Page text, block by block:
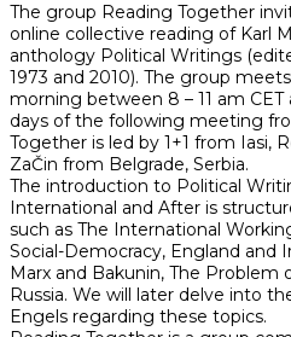
The group Reading Together
online collective reading of Karl
anthology Political Writings
1973 and 2010). The group
morning between 8 – 11 am
days of the following meeting
Together is led by 1+1 from Iasi,
ZaČin from Belgrade, Serbia.
The introduction to Political
International and After is
such as The International
Social-Democracy, England and
Marx and Bakunin, The Problem
Russia. We will later delve into
Engels regarding these topics.